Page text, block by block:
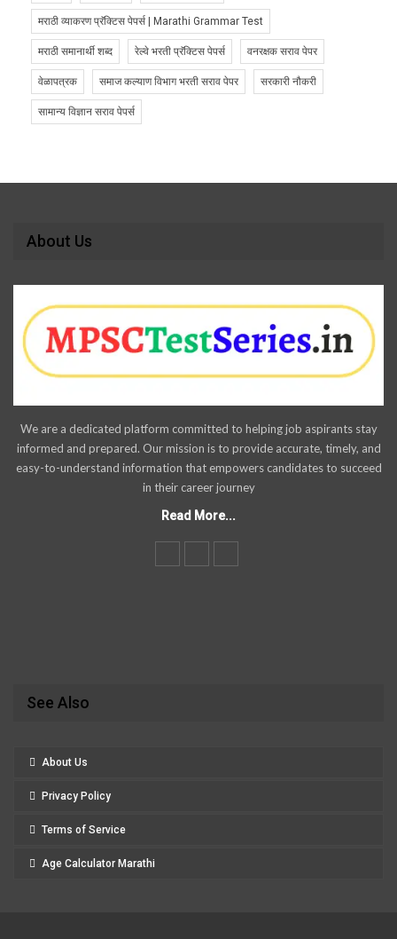
मराठी व्याकरण प्रॅक्टिस पेपर्स | Marathi Grammar Test
मराठी समानार्थी शब्द रेल्वे भरती प्रॅक्टिस पेपर्स वनरक्षक सराव पेपर
वेळापत्रक समाज कल्याण विभाग भरती सराव पेपर सरकारी नौकरी
सामान्य विज्ञान सराव पेपर्स
About Us
We are a dedicated platform committed to helping job aspirants stay
informed and prepared. Our mission is to provide accurate, timely, and
easy-to-understand information that empowers candidates to succeed
in their career journey
Read More...
See Also
About Us
Privacy Policy
Terms of Service
Age Calculator Marathi